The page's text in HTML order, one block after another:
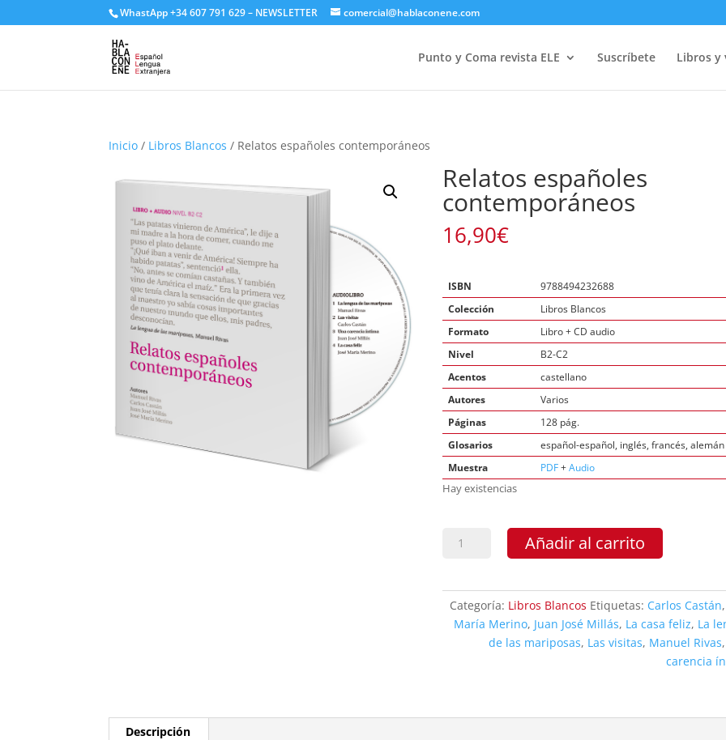
WhastApp+34 607 791 629– NEWSLETTER comercial@hablaconene.com
Punto y Coma revista ELE Suscríbete Libros y
Inicio / Libros Blancos / Relatos españoles contemporáneos
Relatos españoles
contemporáneos
16,90€
ISBN
9788494232688
Colección
Libros Blancos
Formato
Libro + CD audio
Nivel
B2-C2
Acentos
castellano
Autores
Varios
Páginas
128 pág.
Glosarios
español-español, inglés, francés, alemán
Muestra
PDF+Audio
Hay existencias
Relatos
cantidad
Añadir al carrito
Categoría: Libros Blancos Etiquetas: Carlos Castán
María Merino, Juan José Millás, La casa feliz, La
de las mariposas, Las visitas, Manuel Rivas
carencia
Descripción